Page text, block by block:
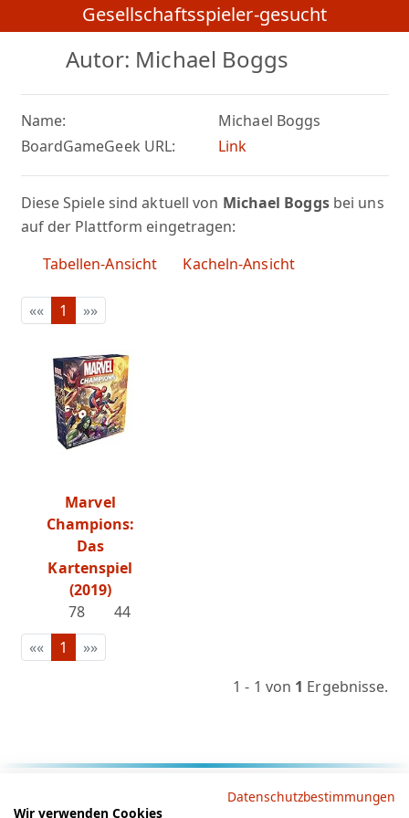
Gesellschaftsspieler-gesucht
Autor: Michael Boggs
Name:
Michael Boggs
BoardGameGeek URL:
Link
Diese Spiele sind aktuell von Michael Boggsbei uns
auf der Plattform eingetragen:
Tabellen-Ansicht
Kacheln-Ansicht
«« 1 »»
Marvel
Champions:
Das
Kartenspiel
(2019)
78
44
««
1
»»
1 - 1 von 1 Ergebnisse.
Datenschutzbestimmungen
Wir verwenden Cookies